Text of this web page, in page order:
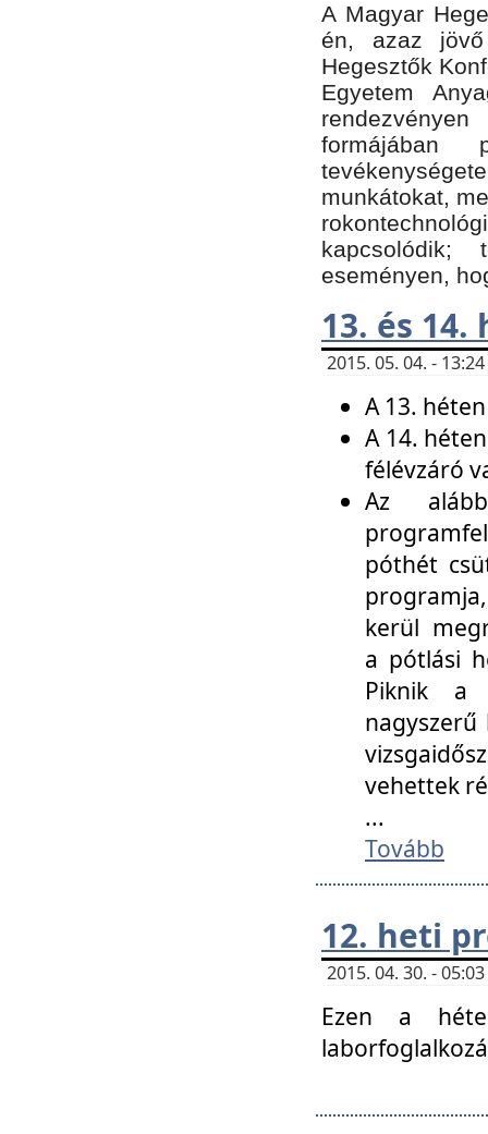
A Magyar
én, azaz
Hegesztők
Egyetem
formájában
munkátokat,
eseményen,
13. és
2015. 05. 04. -
A 13.
A 14.
félévzáró
Az
póthét
kerül
a pótlási
Piknik a
vehettek
...
Tovább
12. heti
2015. 04. 30. -
Ezen a